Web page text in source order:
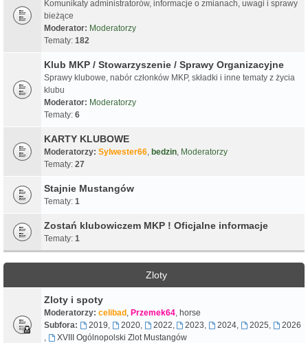
Komunikaty administratorów, informacje o zmianach, uwagi i sprawy
bieżące
Moderator: Moderatorzy
Tematy: 182
Klub MKP / Stowarzyszenie / Sprawy Organizacyjne
Sprawy klubowe, nabór członków MKP, składki i inne tematy z życia
klubu
Moderator: Moderatorzy
Tematy: 6
KARTY KLUBOWE
Moderatorzy: Sylwester66, bedzin, Moderatorzy
Tematy: 27
Stajnie Mustangów
Tematy: 1
Zostań klubowiczem MKP ! Oficjalne informacje
Tematy: 1
Zloty
Zloty i spoty
Moderatorzy: celibad, Przemek64, horse
Subfora:
2019, 2020, 2022, 2023, 2024, 2025,
2026
,
XVIII Ogólnopolski Zlot Mustangów